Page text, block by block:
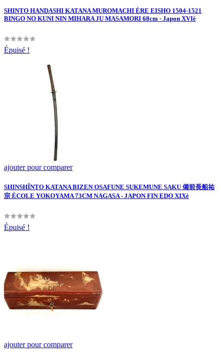
SHINTO HANDASHI KATANA MUROMACHI ÈRE EISHO 1504-1521
BINGO NO KUNI NIN MIHARA JU MASAMORI 68cm - Japon XVIè
Épuisé !
ajouter pour comparer
SHINSHÎNTO KATANA BIZEN OSAFUNE SUKEMUNE SAKU 備前長船祐
宗 ÉCOLE YOKOYAMA 73CM NAGASA - JAPON FIN EDO XIXè
Épuisé !
ajouter pour comparer